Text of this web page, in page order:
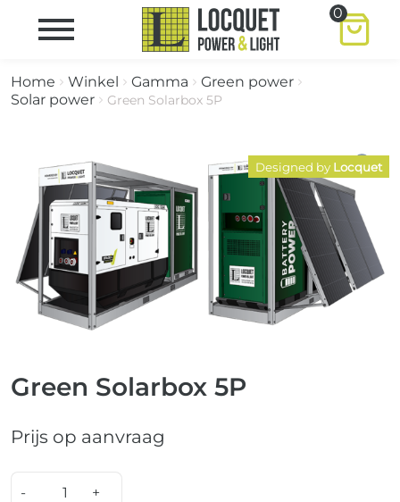
0
Home Winkel Gamma
Green power
Solar power
Green Solarbox 5P
Designed by Locquet
Green Solarbox 5P
Prijs op aanvraag